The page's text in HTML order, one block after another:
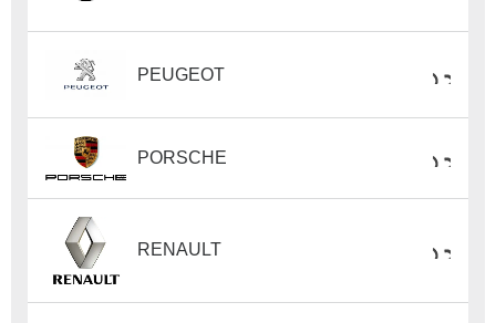
PEUGEOT
PORSCHE
RENAULT